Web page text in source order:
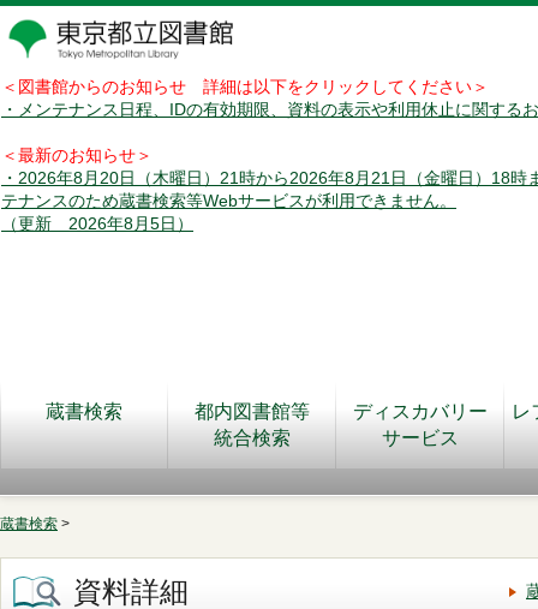
＜図書館からのお知らせ 詳細は以下をクリックしてください＞
・メンテナンス日程、IDの有効期限、資料の表示や利用休止に関する
＜最新のお知らせ＞
・2026年8月20日（木曜日）21時から2026年8月21日（金曜日）18時
テナンスのため蔵書検索等Webサービスが利用できません。
（更新 2026年8月5日）
蔵書検索
都内図書館等
統合検索
ディスカバリー
サービス
レ
蔵書検索 >
資料詳細